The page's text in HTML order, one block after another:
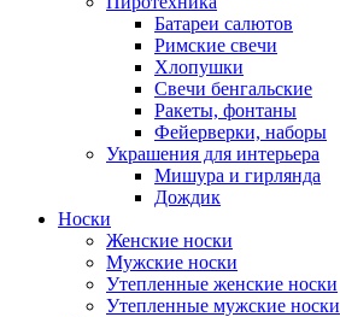
Батареи салютов
Римские свечи
Хлопушки
Свечи бенгальские
Ракеты, фонтаны
Фейерверки, наборы
Украшения для интерьера
Мишура и гирлянда
Дождик
Носки
Женские носки
Мужские носки
Утепленные женские носки
Утепленные мужские носки